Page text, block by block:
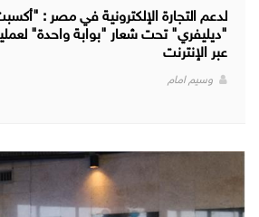
لدعم التجارة الإلكترونية في مصر :
"ديليفري" تحت شعار "بوابة واحدة"
عبر الإنترنت
وسيم امام